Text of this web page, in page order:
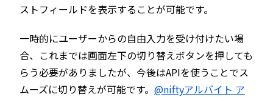
ストフィールドを表示することが可能です。
一時的にユーザーからの自由入力を受け付けたい場
合、これまでは画面左下の切り替えボタンを押しても
らう必要がありましたが、今後はAPIを使うことでス
ムーズに切り替えが可能です。 @niftyアルバイト ア